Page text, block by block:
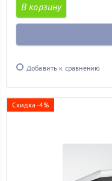
В корзину
Добавить к сравнению
Скидка -4%